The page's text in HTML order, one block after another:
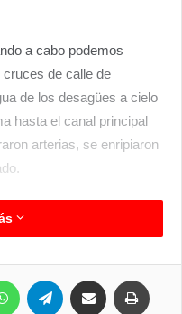
a cabo podemos
de calle de
de los desagües a cielo
hasta el canal principal
arterias, se enripiaron
que recibió el sector y
con calles en mejores
así entrar o salir de mejor
para la zona.